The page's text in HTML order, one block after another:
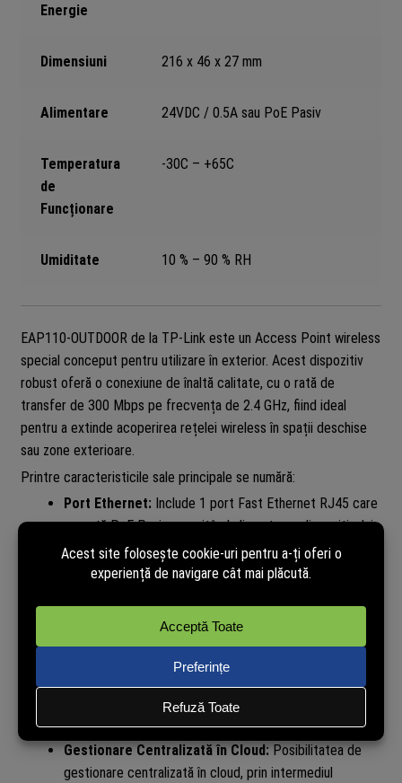
Energie
Dimensiuni 216 x 46 x 27 mm
Alimentare 24VDC / 0.5A sau PoE Pasiv
Temperatura
de
Funcționare
-30C – +65C
Umiditate 10 % – 90 % RH
EAP110-OUTDOOR de la TP-Link este un Access Point wireless
special conceput pentru utilizare în exterior. Acest dispozitiv
robust oferă o conexiune de înaltă calitate, cu o rată de
transfer de 300 Mbps pe frecvența de 2.4 GHz, fiind ideal
pentru a extinde acoperirea rețelei wireless în spații deschise
sau zone exterioare.
Printre caracteristicile sale principale se numără:
Port Ethernet:Include 1 port Fast Ethernet RJ45 care
suportă PoE Pasiv, permițând alimentarea dispozitivului
prin cablul Ethernet și simplificând astfel procesul de
instalare.
extinsă și un semnal constant în condiții exterioare.
Designul său simplu și eficient
permite o instalare ușoară și flexibilă, atât pe stâlp, cât
și pe perete, adaptându-se astfel la diferite medii și
nevoi.
Gestionare Centralizată în Cloud:Posibilitatea de
gestionare centralizată în cloud, prin intermediul